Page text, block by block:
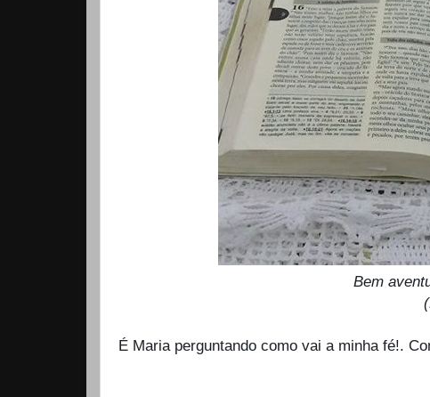
Bem
É Maria perguntando como vai a minha fé!.